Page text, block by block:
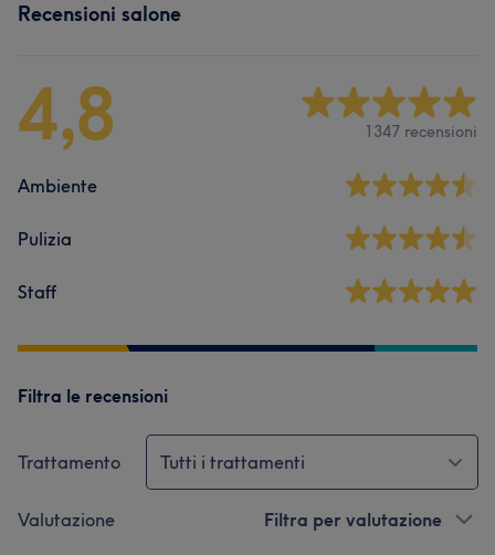
Recensioni salone
4,8 1347 recensioni
Ambiente
Pulizia
Staff
Filtra le recensioni
Trattamento Tutti i trattamenti
Valutazione Filtra per valutazione